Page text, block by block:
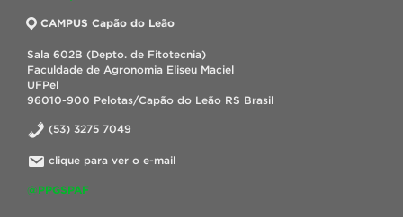
CAMPUS Capão do Leão
Sala 602B (Depto. de Fitotecnia)
Faculdade de Agronomia Eliseu Maciel
UFPel
96010-900 Pelotas/Capão do Leão RS Brasil
(53) 3275 7049
clique para ver o e-mail
@PPGSPAF